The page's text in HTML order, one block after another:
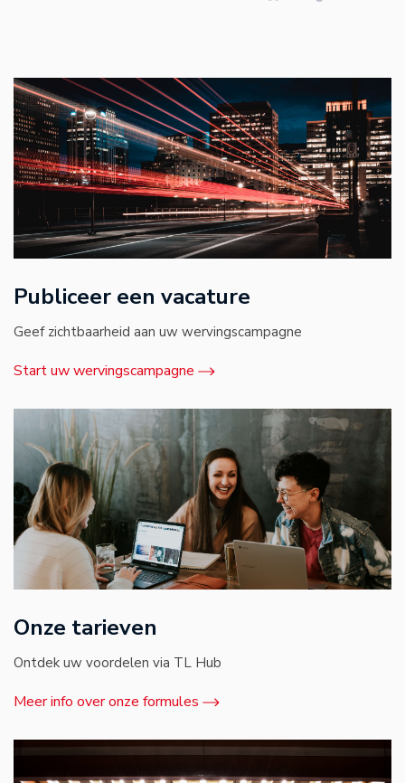
Publiceer een vacature
Geef zichtbaarheid aan uw wervingscampagne
Start uw wervingscampagne
Onze tarieven
Ontdek uw voordelen via TL Hub
Meer info over onze formules